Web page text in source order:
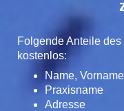
Folgende Anteile
kostenlos:
Name, Vorname
Praxisname
Adresse